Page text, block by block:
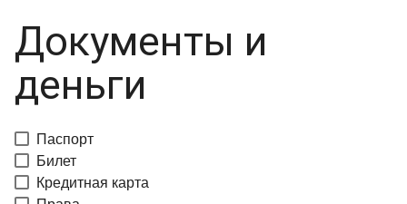
Документы и
деньги
Паспорт
Билет
Кредитная карта